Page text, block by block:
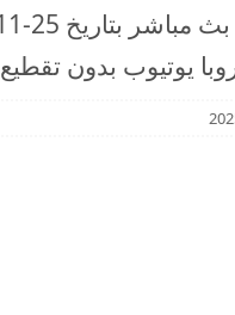
يوتيوب بدون تقطيع